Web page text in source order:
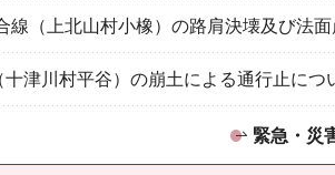
線（上北山村小橡）の路肩決壊及び法
十津川村平谷）の崩土による通行止につ
緊急・災